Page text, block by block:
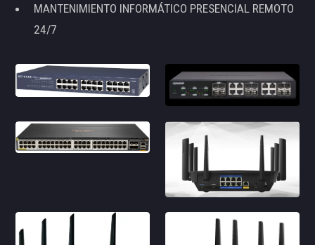
MANTENIMIENTO INFORMÁTICO PRESENCIAL REMOTO
24/7